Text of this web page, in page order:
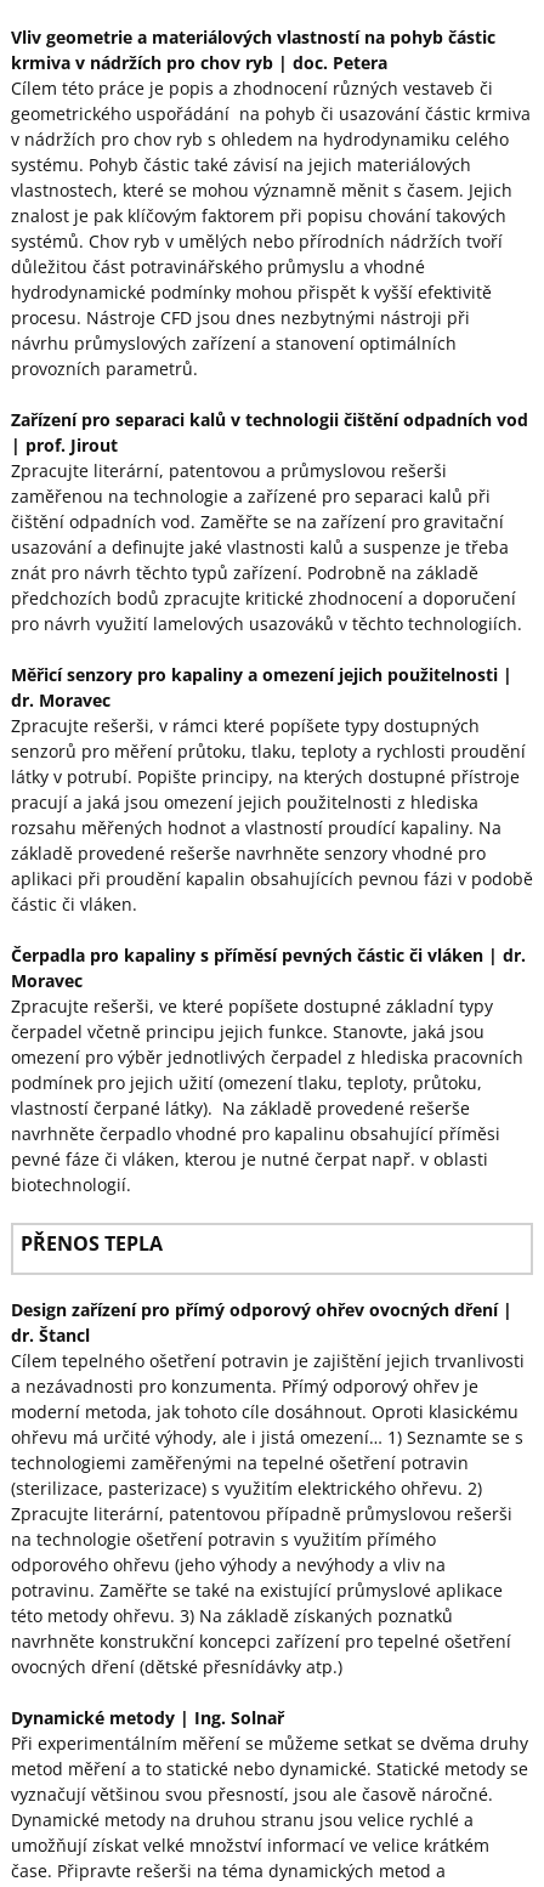
Vliv geometrie a materiálových vlastností na pohyb částic
krmiva v nádržích pro chov ryb | doc. Petera
Cílem této práce je popis a zhodnocení různých vestaveb či
geometrického uspořádání na pohyb či usazování částic krmiva
v nádržích pro chov ryb s ohledem na hydrodynamiku celého
systému. Pohyb částic také závisí na jejich materiálových
vlastnostech, které se mohou významně měnit s časem. Jejich
znalost je pak klíčovým faktorem při popisu chování takových
systémů. Chov ryb v umělých nebo přírodních nádržích tvoří
důležitou část potravinářského průmyslu a vhodné
hydrodynamické podmínky mohou přispět k vyšší efektivitě
procesu. Nástroje CFD jsou dnes nezbytnými nástroji při
návrhu průmyslových zařízení a stanovení optimálních
provozních parametrů.
Zařízení pro separaci kalů v technologii čištění odpadních vod
| prof. Jirout
Zpracujte literární, patentovou a průmyslovou rešerši
zaměřenou na technologie a zařízené pro separaci kalů při
čištění odpadních vod. Zaměřte se na zařízení pro gravitační
usazování a definujte jaké vlastnosti kalů a suspenze je třeba
znát pro návrh těchto typů zařízení. Podrobně na základě
předchozích bodů zpracujte kritické zhodnocení a doporučení
pro návrh využití lamelových usazováků v těchto technologiích.
Měřicí senzory pro kapaliny a omezení jejich použitelnosti |
dr. Moravec
Zpracujte rešerši, v rámci které popíšete typy dostupných
senzorů pro měření průtoku, tlaku, teploty a rychlosti proudění
látky v potrubí. Popište principy, na kterých dostupné přístroje
pracují a jaká jsou omezení jejich použitelnosti z hlediska
rozsahu měřených hodnot a vlastností proudící kapaliny. Na
základě provedené rešerše navrhněte senzory vhodné pro
aplikaci při proudění kapalin obsahujících pevnou fázi v podobě
částic či vláken.
Čerpadla pro kapaliny s příměsí pevných částic či vláken | dr.
Moravec
Zpracujte rešerši, ve které popíšete dostupné základní typy
čerpadel včetně principu jejich funkce. Stanovte, jaká jsou
omezení pro výběr jednotlivých čerpadel z hlediska pracovních
podmínek pro jejich užití (omezení tlaku, teploty, průtoku,
vlastností čerpané látky). Na základě provedené rešerše
navrhněte čerpadlo vhodné pro kapalinu obsahující příměsi
pevné fáze či vláken, kterou je nutné čerpat např. v oblasti
biotechnologií.
PŘENOS TEPLA
Design zařízení pro přímý odporový ohřev ovocných dření |
dr. Štancl
Cílem tepelného ošetření potravin je zajištění jejich trvanlivosti
a nezávadnosti pro konzumenta. Přímý odporový ohřev je
moderní metoda, jak tohoto cíle dosáhnout. Oproti klasickému
ohřevu má určité výhody, ale i jistá omezení… 1) Seznamte se s
technologiemi zaměřenými na tepelné ošetření potravin
(sterilizace, pasterizace) s využitím elektrického ohřevu. 2)
Zpracujte literární, patentovou případně průmyslovou rešerši
na technologie ošetření potravin s využitím přímého
odporového ohřevu (jeho výhody a nevýhody a vliv na
potravinu. Zaměřte se také na existující průmyslové aplikace
této metody ohřevu. 3) Na základě získaných poznatků
navrhněte konstrukční koncepci zařízení pro tepelné ošetření
ovocných dření (dětské přesnídávky atp.)
Dynamické metody | Ing. Solnař
Při experimentálním měření se můžeme setkat se dvěma druhy
metod měření a to statické nebo dynamické. Statické metody se
vyznačují většinou svou přesností, jsou ale časově náročné.
Dynamické metody na druhou stranu jsou velice rychlé a
umožňují získat velké množství informací ve velice krátkém
čase. Připravte rešerši na téma dynamických metod a